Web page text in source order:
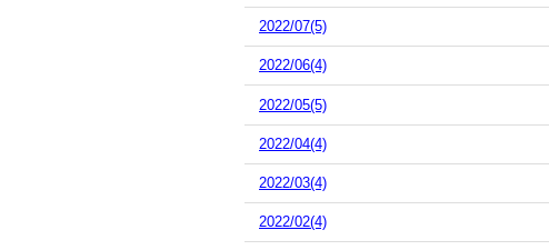
2022/07(5)
2022/06(4)
2022/05(5)
2022/04(4)
2022/03(4)
2022/02(4)